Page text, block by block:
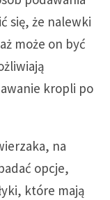
się, że nalewki
może on być
kropli po
na
opcje,
które mają